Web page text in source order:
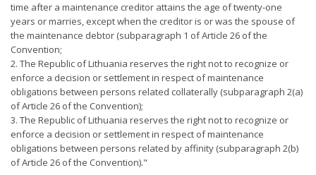
time after a maintenance creditor attains the age of twenty-one
years or marries, except when the creditor is or was the spouse of
the maintenance debtor (subparagraph 1 of Article 26 of the
Convention;
2. The Republic of Lithuania reserves the right not to recognize or
enforce a decision or settlement in respect of maintenance
obligations between persons related collaterally (subparagraph 2(a)
of Article 26 of the Convention);
3. The Republic of Lithuania reserves the right not to recognize or
enforce a decision or settlement in respect of maintenance
obligations between persons related by affinity (subparagraph 2(b)
of Article 26 of the Convention)."